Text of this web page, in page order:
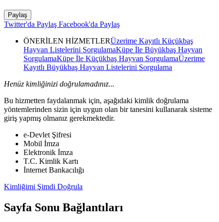
Paylaş
Twitter'da Paylaş Facebook'da Paylaş
ÖNERİLEN HİZMETLERÜzerime Kayıtlı Küçükbaş
Hayvan Listelerini SorgulamaKüpe İle Büyükbaş Hayvan
SorgulamaKüpe İle Küçükbaş Hayvan SorgulamaÜzerime
Kayıtlı Büyükbaş Hayvan Listelerini Sorgulama
Henüz kimliğinizi doğrulamadınız...
Bu hizmetten faydalanmak için, aşağıdaki kimlik doğrulama
yöntemlerinden sizin için uygun olan bir tanesini kullanarak sisteme
giriş yapmış olmanız gerekmektedir.
e-Devlet Şifresi
Mobil İmza
Elektronik İmza
T.C. Kimlik Kartı
İnternet Bankacılığı
Kimliğimi Şimdi Doğrula
Sayfa Sonu Bağlantıları